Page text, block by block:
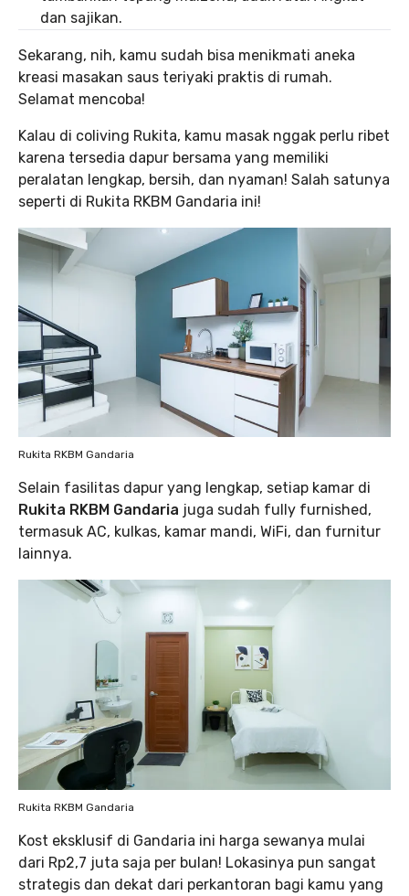
dan sajikan.
Sekarang, nih, kamu sudah bisa menikmati aneka
kreasi masakan saus teriyaki praktis di rumah.
Selamat mencoba!
Kalau di coliving Rukita, kamu masak nggak perlu ribet
karena tersedia dapur bersama yang memiliki
peralatan lengkap, bersih, dan nyaman! Salah satunya
seperti di Rukita RKBM Gandaria ini!
Rukita RKBM Gandaria
Selain fasilitas dapur yang lengkap, setiap kamar di
Rukita RKBM Gandaria juga sudah fully furnished,
termasuk AC, kulkas, kamar mandi, WiFi, dan furnitur
lainnya.
Rukita RKBM Gandaria
Kost eksklusif di Gandaria ini harga sewanya mulai
dari Rp2,7 juta saja per bulan! Lokasinya pun sangat
strategis dan dekat dari perkantoran bagi kamu yang